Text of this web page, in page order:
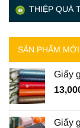
THIỆP QUÀ
SẢN PHẨM
Giấy
Giấy